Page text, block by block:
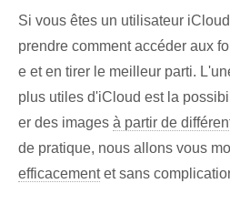
Si vous êtes un utilisateur
prendre comment accéder aux
e et en tirer le meilleur parti.
plus utiles d'iCloud est la
er des images à partir de
de pratique, nous allons vous
efficacementet sans